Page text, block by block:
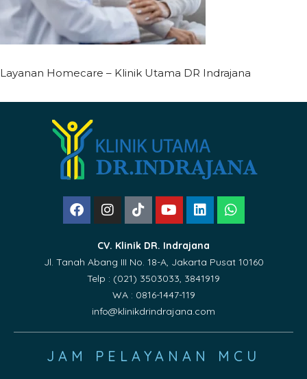
Layanan Homecare – Klinik Utama DR Indrajana
CV. Klinik DR. Indrajana
Jl. Tanah Abang III No. 18-A, Jakarta Pusat 10160
Telp : (021) 3503033, 3841919
WA : 0816-1447-119
info@klinikdrindrajana.com
JAM PELAYANAN MCU